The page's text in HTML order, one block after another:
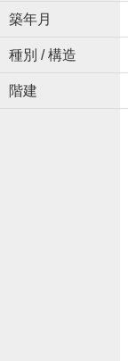
築年月
種別 / 構造
階建